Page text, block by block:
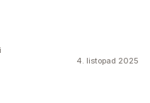
4. listopad 2025